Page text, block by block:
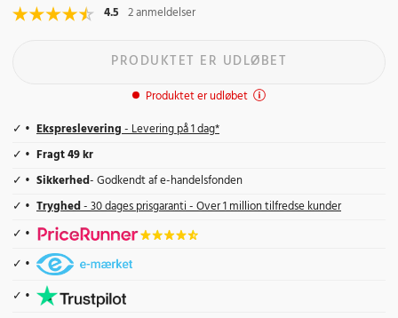
4.5 2 anmeldelser
PRODUKTET ER UDLØBET
Produktet er udløbet
Ekspreslevering- Levering på 1 dag*
Fragt 49 kr
Sikkerhed- Godkendt af e-handelsfonden
Tryghed- 30 dages prisgaranti - Over 1 million tilfredse kunder